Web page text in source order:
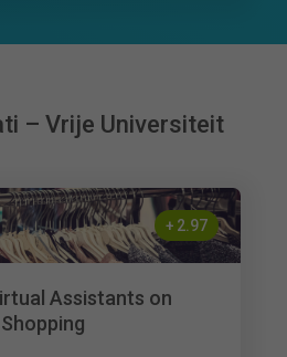
– Vrije Universiteit
+ 2.97
Assistants on